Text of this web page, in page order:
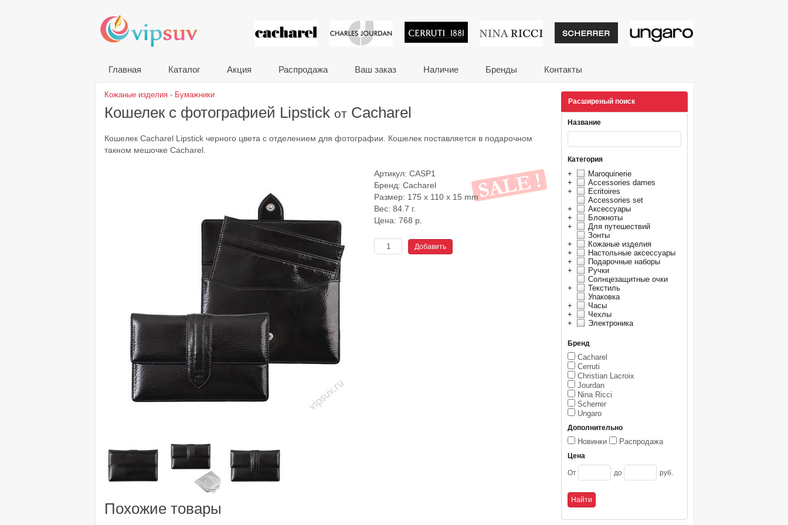
VIP сувениры и корпоративные подарки от
Главная Каталог Акция Распродажа Ваш заказ Наличие Бренды Контакты
Расширеный поиск
Название
Категория
+
Maroquinerie
+
Accessories dames
+
Ecritoires
Accessories set
+
Аксессуары
+
Блокноты
+
Для путешествий
Зонты
+
Кожаные изделия
+
Настольные аксессуары
+
Подарочные наборы
+
Ручки
Солнцезащитные очки
+
Текстиль
Упаковка
+
Часы
+
Чехлы
+
Электроника
Бренд
Cacharel
Cerruti
Christian Lacroix
Jourdan
Nina Ricci
Scherrer
Ungaro
Дополнительно
Новинки Распродажа
Цена
От до руб.
Кожаные изделия - Бумажники
Кошелек с фотографией Lipstick от Cacharel
Кошелек Cacharel Lipstick черного цвета с отделением для фотографии. Кошелек поставляется в подарочном
такном мешочке Cacharel.
Артикул: CASP1
Бренд: Cacharel
Размер: 175 x 110 x 15 mm
Вес: 84.7 г.
Цена: 768 р.
Похожие товары